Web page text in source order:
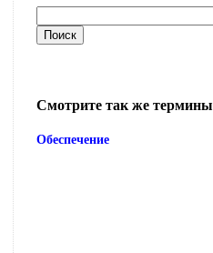
Смотрите так же термины
Обеспечение